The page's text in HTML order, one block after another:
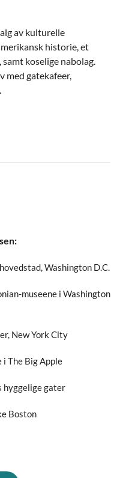
av kulturelle
historie, et
koselige nabolag.
med gatekafeer,
Washington D.C.
museene i Washington
New York City
i The Big Apple
hyggelige gater
Boston